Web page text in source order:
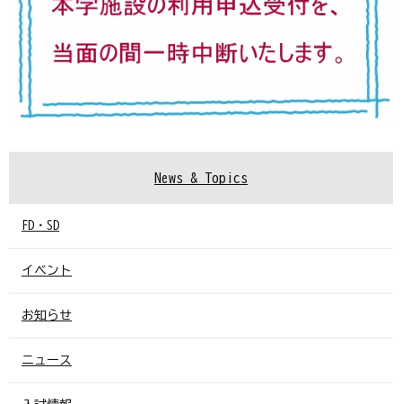
News & Topics
FD・SD
イベント
お知らせ
ニュース